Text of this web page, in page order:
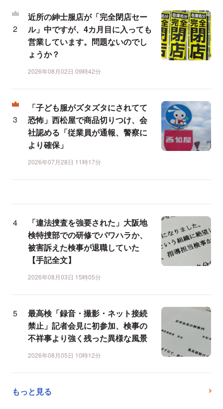
近所の紳士服店が「完全閉店セー
ル」中ですが、4カ月目に入っても
営業しています。問題ないのでし
ょうか？
2026年08月02日 09時42分
「子ども服がズタズタにされてて
恐怖」西松屋で商品切りつけ、会
社認める「従業員が通報、警察に
より確保」
2026年07月28日 11時17分
「違法捜査を強要された」大阪地
検特捜部での研修でパワハラか、
被害訴えた検事が退職していた
【手記全文】
2026年08月03日 15時05分
最高検「録音・撮影・ネット接続
禁止」記者会見に初参加、検事の
不祥事より強く残った異様な風景
2026年08月05日 10時12分
もっと見る